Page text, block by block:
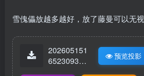
雪傀儡放越多越好，放了藤曼可以无
202605151
65230935-
预览投影